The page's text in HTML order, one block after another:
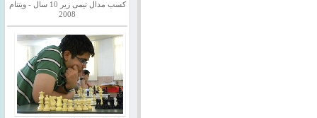
کسب مدال تیمی زیر 10 سال - ویتنام
2008